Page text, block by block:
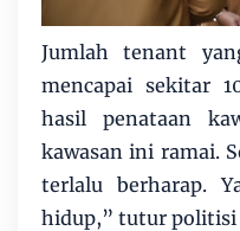
Jumlah tenant
mencapai sekitar
hasil penataan
kawasan ini ramai.
terlalu berharap.
hidup,” tutur politisi